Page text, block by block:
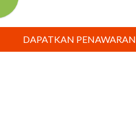
DAPATKAN PENAWARAN